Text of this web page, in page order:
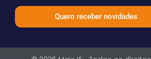
Quero receber novidades